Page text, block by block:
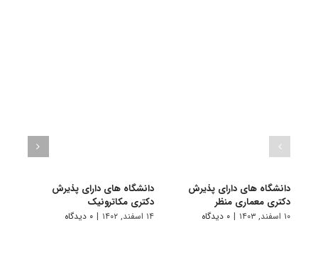
دانشگاه های دارای پذیرش
دکتری ﻣﻌﻤﺎری منظر
۱۰ اسفند, ۱۴۰۳ | ۰ دیدگاه
دانشگاه های دارای پذیرش
دکتری مکاترونیک
۱۴ اسفند, ۱۴۰۲ | ۰ دیدگاه